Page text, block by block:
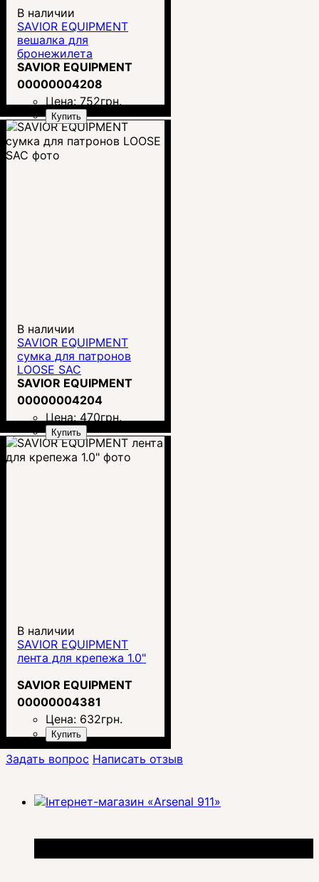
В наличии
SAVIOR EQUIPMENT
вешалка для
бронежилета
SAVIOR EQUIPMENT
00000004208
Цена: 752грн.
Купить
В наличии
SAVIOR EQUIPMENT
сумка для патронов
LOOSE SAC
SAVIOR EQUIPMENT
00000004204
Цена: 470грн.
Купить
В наличии
SAVIOR EQUIPMENT
лента для крепежа 1.0"
SAVIOR EQUIPMENT
00000004381
Цена: 632грн.
Купить
Задать вопрос Написать отзыв